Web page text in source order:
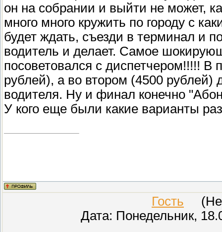
он на собрании и выйти не может,
много много кружить по городу с
будет ждать, съезди в терминал и
водитель и делает. Самое
посоветовался с диспетчером!!!!! В
рублей), а во втором (4500 рублей)
водителя. Ну и финал конечно
У кого еще были какие варианты
Гость
Дата: Понедельник,